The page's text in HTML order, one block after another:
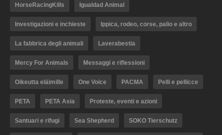
HorseRacingKills Igualdad Animal
Investigazioni e inchieste Ippica, rodeo, corse, palio e altro
La fabbrica degli animali Laverabestia
Mercy For Animals Messaggi e riflessioni
Oikeutta eläimille One Voice PACMA Pelli e pellicce
PETA PETA Asia Proteste, eventi e azioni
Santuari e rifugi Sea Shepherd SOKO Tierschutz